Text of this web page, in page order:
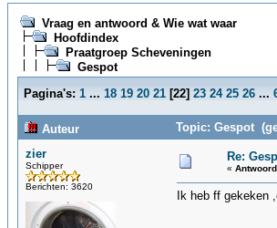
Vraag en antwoord & Wie wat waar
Hoofdindex
Praatgroep Scheveningen
Gespot
Pagina's: 1 ... 18 19 20 21 [22] 23 24 25 26 ...
Auteur
Topic: Gespot
zier
Schipper
Berichten: 3620
Re:
«
Ik heb ff gekeken